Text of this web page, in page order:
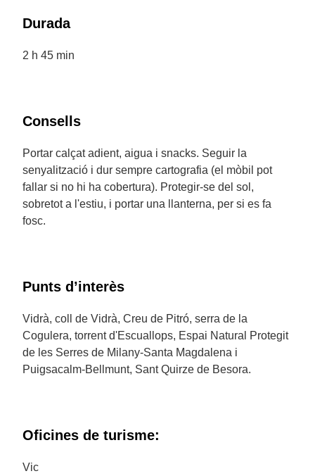
Durada
2 h 45 min
Consells
Portar calçat adient, aigua i snacks. Seguir la
senyalització i dur sempre cartografia (el mòbil pot
fallar si no hi ha cobertura). Protegir-se del sol,
sobretot a l'estiu, i portar una llanterna, per si es fa
fosc.
Punts d’interès
Vidrà, coll de Vidrà, Creu de Pitró, serra de la
Cogulera, torrent d'Escuallops, Espai Natural Protegit
de les Serres de Milany-Santa Magdalena i
Puigsacalm-Bellmunt, Sant Quirze de Besora.
Oficines de turisme:
Vic